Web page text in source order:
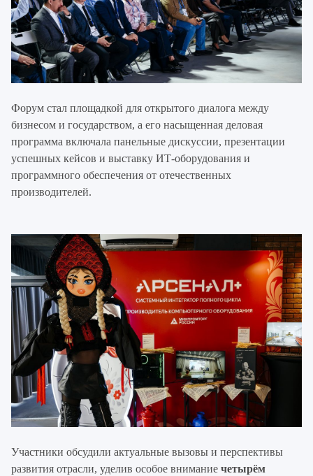
Форум стал площадкой для открытого диалога между
бизнесом и государством, а его насыщенная деловая
программа включала панельные дискуссии, презентации
успешных кейсов и выставку ИТ-оборудования и
программного обеспечения от отечественных
производителей.
Участники обсудили актуальные вызовы и перспективы
развития отрасли, уделив особое внимание четырём